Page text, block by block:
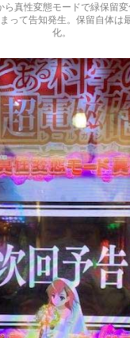
ら真性変態モードで緑保留
って告知発生。保留自体は
化。